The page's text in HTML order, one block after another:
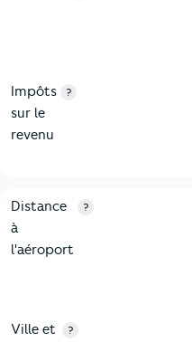
Impôts
sur le
revenu
?
3-Critères Saint-Genest-
Distance
à
l'aéroport
?
Ville et ?